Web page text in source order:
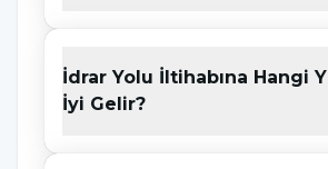
kanama olması
gibi belirtiler
İdrar Yolu Enfeksiyonu
Nelerdir?
İdrar Yolu İltihabına Hangi
İyi Gelir?